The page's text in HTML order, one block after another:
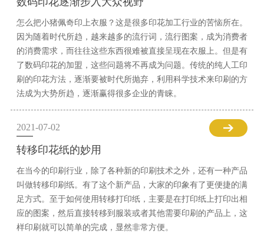
怎么把小猪佩奇印上衣服？这是很多印花加工行业的苦恼所在。
因为随着时代所趋，越来越多的流行词，流行图案，成为消费者
的消费需求，而往往这些东西很难被直接呈现在衣服上。但是有
了数码印花的加盟，这些问题将不再成为问题。传统的纯人工印
刷的印花方法，逐渐要被时代所抛弃，利用科学技术来印刷的方
法成为大势所趋，逐渐赢得很多企业的青睐。
2021-07-02
转移印花纸的妙用
在当今的印刷行业，除了各种新的印刷技术之外，还有一种产品
叫做转移印刷纸。有了这个新产品，大家的印象有了更便捷的满
足方式。至于如何使用转移打印纸，主要是在打印纸上打印出相
应的图案，然后直接转移到服装或者其他需要印刷的产品上，这
样印刷就可以简单的完成，显然非常方便。